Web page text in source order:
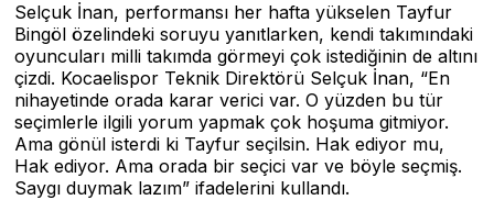
Selçuk İnan, performansı her hafta yükselen Tayfur
Bingöl özelindeki soruyu yanıtlarken, kendi takımındaki
oyuncuları milli takımda görmeyi çok istediğinin de altını
çizdi. Kocaelispor Teknik Direktörü Selçuk İnan, “En
nihayetinde orada karar verici var. O yüzden bu tür
seçimlerle ilgili yorum yapmak çok hoşuma gitmiyor.
Ama gönül isterdi ki Tayfur seçilsin. Hak ediyor mu,
Hak ediyor. Ama orada bir seçici var ve böyle seçmiş.
Saygı duymak lazım” ifadelerini kullandı.